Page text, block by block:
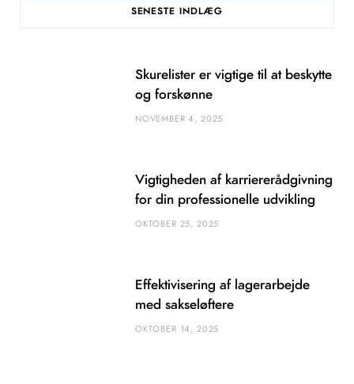
SENESTE INDLÆG
Skurelister er vigtige til at beskytte
og forskønne
NOVEMBER 4, 2025
Vigtigheden af karriererådgivning
for din professionelle udvikling
OKTOBER 25, 2025
Effektivisering af lagerarbejde
med sakseløftere
OKTOBER 14, 2025